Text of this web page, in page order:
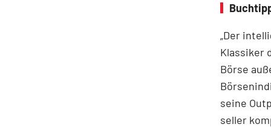
„Der
Klassiker
Börse
seine
seller